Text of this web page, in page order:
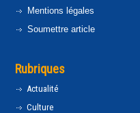
Mentions légales
Soumettre article
Rubriques
Actualité
Culture